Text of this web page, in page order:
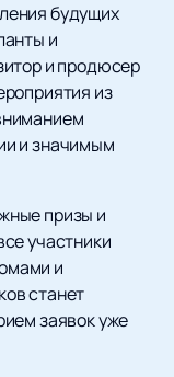
будущих
и
и продюсер
из
и значимым
призы и
участники
и
станет
заявок уже